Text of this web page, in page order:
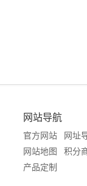
网站导航
官方网站
网址
网站地图
积分
产品定制